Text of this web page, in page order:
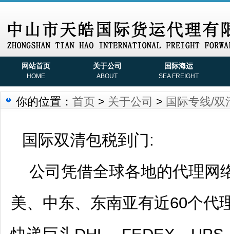
网站首页
HOME
关于公司
ABOUT
国际海运
SEA FREIGHT
你的位置： 首页 > 关于公司 > 国际专线/双
国际双清包税到门:
公司凭借全球各地的代理网
美、中东、东南亚有近60个代